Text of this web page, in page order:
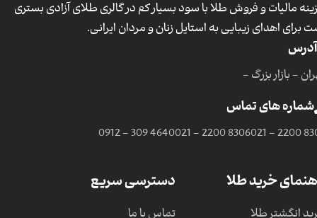
مالیات و فروش طلا با سود بسیار کم در گالری طلای آزادی بستری
برای اهدای زیبایی به استایل زنان و مردان ایرانی.
آدرس
- بازار بزرگ -
شماره های تماس
021 - 2200
021 - 2200 8306
0912 - 309 4640
خرید طلا دسترسی سریع